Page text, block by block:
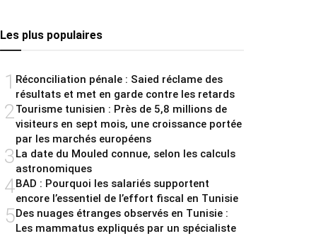
Les plus populaires
1 Réconciliation pénale : Saied réclame des
résultats et met en garde contre les retards
2Tourisme tunisien : Près de 5,8 millions de
visiteurs en sept mois, une croissance portée
par les marchés européens
3La date du Mouled connue, selon les calculs
astronomiques
4BAD : Pourquoi les salariés supportent
encore l’essentiel de l’effort fiscal en Tunisie
5Des nuages étranges observés en Tunisie :
Les mammatus expliqués par un spécialiste